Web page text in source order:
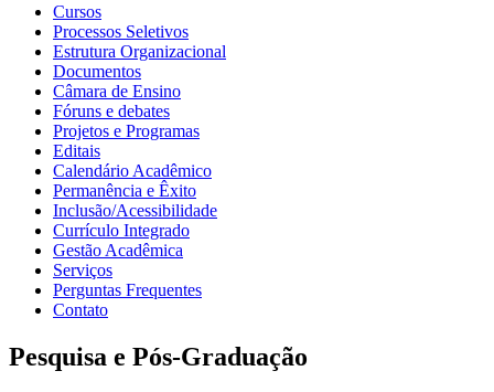
Cursos
Processos Seletivos
Estrutura Organizacional
Documentos
Câmara de Ensino
Fóruns e debates
Projetos e Programas
Editais
Calendário Acadêmico
Permanência e Êxito
Inclusão/Acessibilidade
Currículo Integrado
Gestão Acadêmica
Serviços
Perguntas Frequentes
Contato
Pesquisa e Pós-Graduação